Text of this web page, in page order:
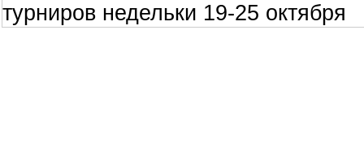
турниров недельки 19-25 октября